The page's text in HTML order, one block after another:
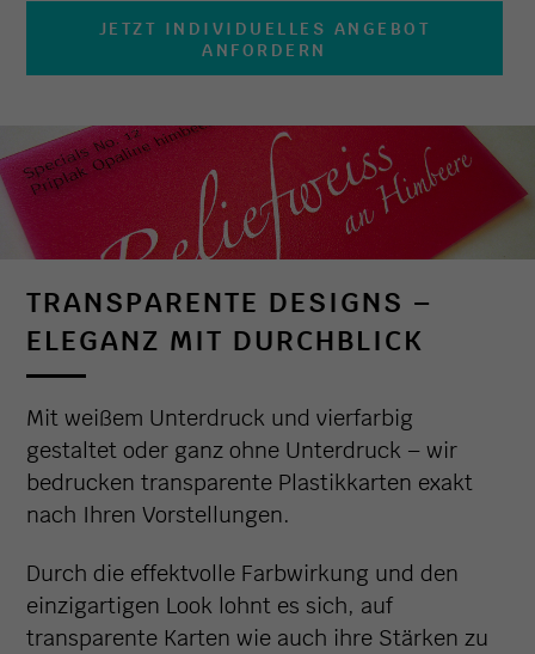
JETZT INDIVIDUELLES ANGEBOT
ANFORDERN
TRANSPARENTE DESIGNS –
ELEGANZ MIT DURCHBLICK
Mit weißem Unterdruck und vierfarbig
gestaltet oder ganz ohne Unterdruck – wir
bedrucken transparente Plastikkarten exakt
nach Ihren Vorstellungen.
Durch die effektvolle Farbwirkung und den
einzigartigen Look lohnt es sich, auf
transparente Karten wie auch ihre Stärken zu